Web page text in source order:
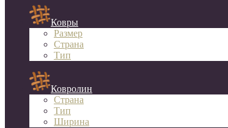
Ковры
Размер
Страна
Тип
Ковролин
Страна
Тип
Ширина